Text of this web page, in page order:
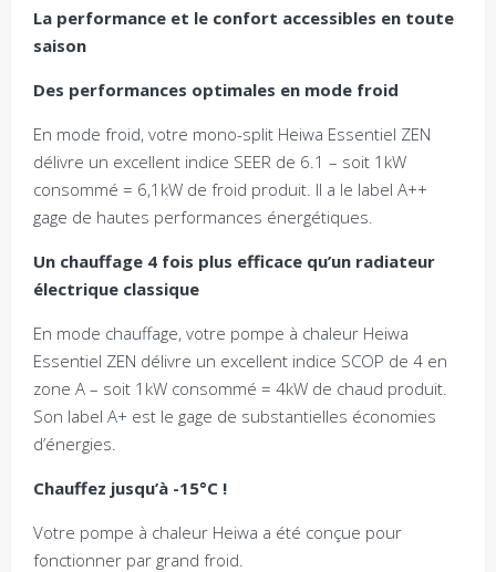
La performance et le confort accessibles en toute
saison
Des performances optimales en mode froid
En mode froid, votre mono-split Heiwa Essentiel ZEN
délivre un excellent indice SEER de 6.1 – soit 1kW
consommé = 6,1kW de froid produit. Il a le label A++
gage de hautes performances énergétiques.
Un chauffage 4 fois plus efficace qu’un radiateur
électrique classique
En mode chauffage, votre pompe à chaleur Heiwa
Essentiel ZEN délivre un excellent indice SCOP de 4 en
zone A – soit 1kW consommé = 4kW de chaud produit.
Son label A+ est le gage de substantielles économies
d’énergies.
Chauffez jusqu’à -15°C !
Votre pompe à chaleur Heiwa a été conçue pour
fonctionner par grand froid.